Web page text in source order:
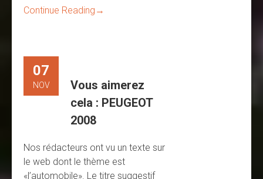
Continue Reading →
07
NOV
Vous aimerez
cela : PEUGEOT
2008
Nos rédacteurs ont vu un texte sur
le web dont le thème est
«l’automobile». Le titre suggestif